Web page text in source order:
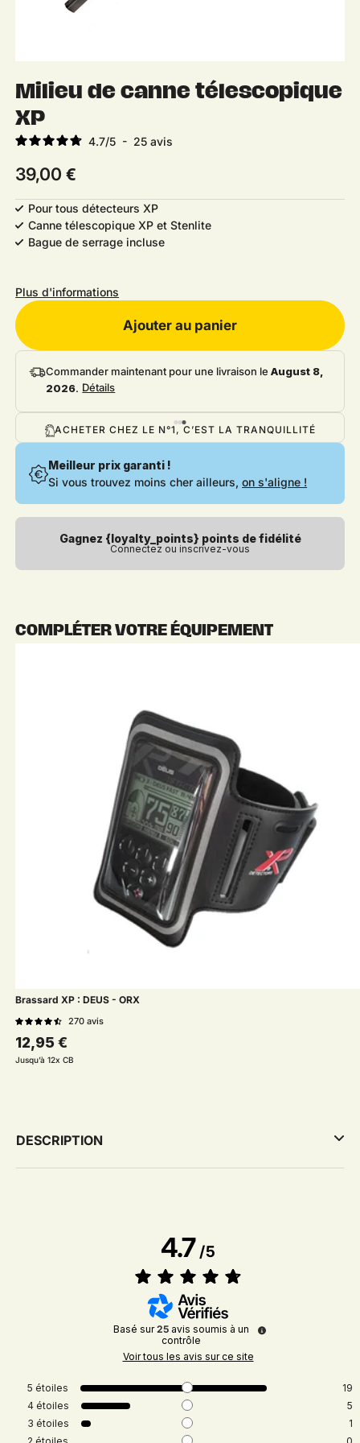
Milieu de canne télescopique
XP
4.7/5 - 25avis
Prix habituel
39,00 €
Pour tous détecteurs XP
Canne télescopique XP et Stenlite
Bague de serrage incluse
Plus d'informations
Ajouter au panier
Commander maintenant pour une livraison leAugust 8,
2026. Détails
C’EST LA TRANQUILLITÉ PAYEZ
Meilleur prix garanti !
Si vous trouvez moins cher ailleurs,on s'aligne !
Gagnez {loyalty_points} points de fidélité
Connectez ou inscrivez-vous
COMPLÉTER VOTRE ÉQUIPEMENT
Brassard XP : DEUS - ORX
270avis
Prix habituel
12,95 €
Jusqu’à 12x CB
DESCRIPTION
4.7/5
Basé sur25 avis soumis à un
contrôle
Voir tous les avis sur ce site
5 étoiles
19
4 étoiles
5
3 étoiles
1